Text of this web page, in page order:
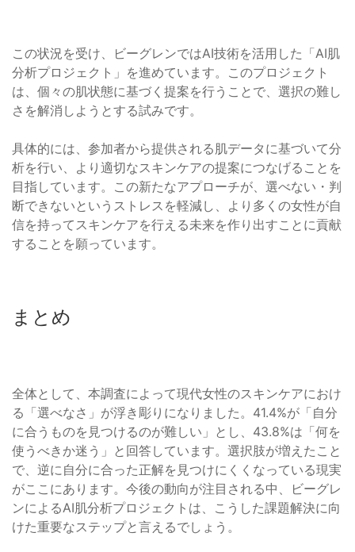
この状況を受け、ビーグレンではAI技術を活用した「AI肌
分析プロジェクト」を進めています。このプロジェクト
は、個々の肌状態に基づく提案を行うことで、選択の難し
さを解消しようとする試みです。
具体的には、参加者から提供される肌データに基づいて分
析を行い、より適切なスキンケアの提案につなげることを
目指しています。この新たなアプローチが、選べない・判
断できないというストレスを軽減し、より多くの女性が自
信を持ってスキンケアを行える未来を作り出すことに貢献
することを願っています。
まとめ
全体として、本調査によって現代女性のスキンケアにおけ
る「選べなさ」が浮き彫りになりました。41.4%が「自分
に合うものを見つけるのが難しい」とし、43.8%は「何を
使うべきか迷う」と回答しています。選択肢が増えたこと
で、逆に自分に合った正解を見つけにくくなっている現実
がここにあります。今後の動向が注目される中、ビーグレ
ンによるAI肌分析プロジェクトは、こうした課題解決に向
けた重要なステップと言えるでしょう。